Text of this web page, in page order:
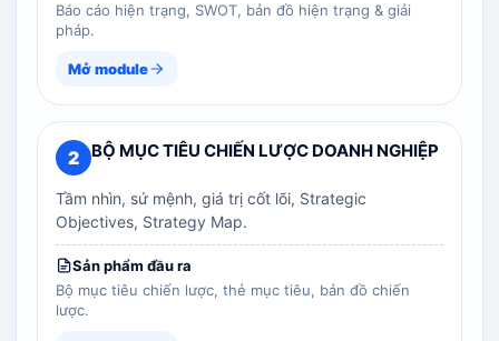
Báo cáo hiện trạng, SWOT, bản đồ hiện trạng & giải
pháp.
Mở module
2 BỘ MỤC TIÊU CHIẾN LƯỢC DOANH NGHIỆP
Tầm nhìn, sứ mệnh, giá trị cốt lõi, Strategic
Objectives, Strategy Map.
Sản phẩm đầu ra
Bộ mục tiêu chiến lược, thẻ mục tiêu, bản đồ chiến
lược.